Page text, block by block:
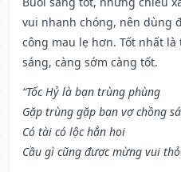
vui nhanh chóng, nên dùng
công mau lẹ hơn. Tốt nhất
sáng, càng sớm càng tốt.
“Tốc Hỷ là bạn trùng phùng
Gặp trùng gặp bạn vợ chồng
Có tài có lộc hẳn hoi
Cầu gì cũng được mừng vui